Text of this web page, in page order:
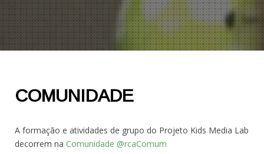
COMUNIDADE
A formação e atividades de grupo do Projeto Kids Media Lab
decorrem na Comunidade @rcaComum